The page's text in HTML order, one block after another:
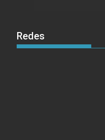
Redes